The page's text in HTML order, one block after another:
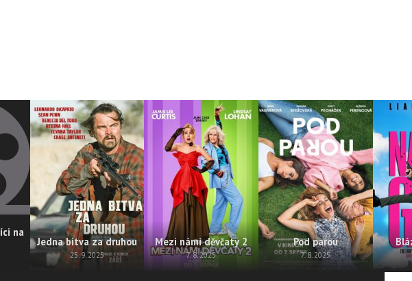
na
Jedna bitva za druhou
25. 9. 2025
Mezi námi děvčaty 2
7. 8. 2025
Pod parou
7. 8. 2025